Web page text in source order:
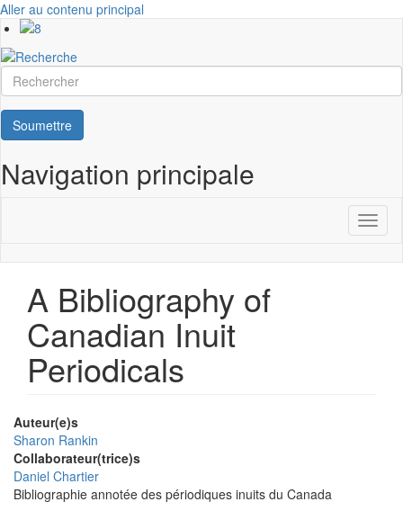
Aller au contenu principal
Rechercher
Soumettre
Navigation principale
A Bibliography of
Canadian Inuit
Periodicals
Auteur(e)s
Sharon Rankin
Collaborateur(trice)s
Daniel Chartier
Bibliographie annotée des périodiques inuits du Canada